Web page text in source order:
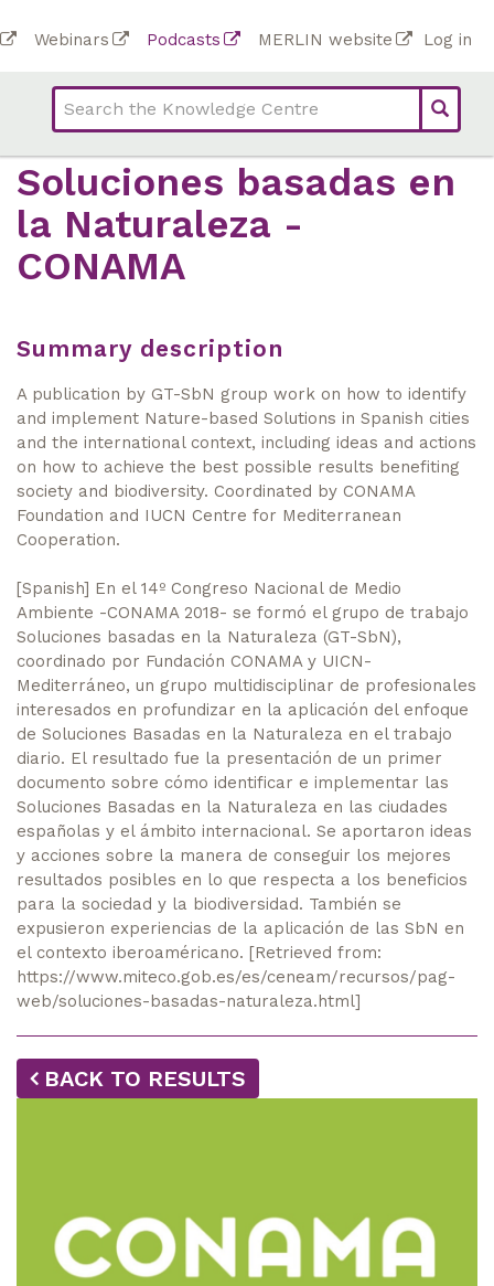
to
content
Top
bar
links
(Academy)
Webinars Podcasts MERLIN website
Top
Log in
Soluciones basadas en
la Naturaleza -
CONAMA
Summary description
A publication by GT-SbN group work on how to identify
and implement Nature-based Solutions in Spanish cities
and the international context, including ideas and actions
on how to achieve the best possible results benefiting
society and biodiversity. Coordinated by CONAMA
Foundation and IUCN Centre for Mediterranean
Cooperation.
[Spanish] En el 14º Congreso Nacional de Medio
Ambiente -CONAMA 2018- se formó el grupo de trabajo
Soluciones basadas en la Naturaleza (GT-SbN),
coordinado por Fundación CONAMA y UICN-
Mediterráneo, un grupo multidisciplinar de profesionales
interesados en profundizar en la aplicación del enfoque
de Soluciones Basadas en la Naturaleza en el trabajo
diario. El resultado fue la presentación de un primer
documento sobre cómo identificar e implementar las
Soluciones Basadas en la Naturaleza en las ciudades
españolas y el ámbito internacional. Se aportaron ideas
y acciones sobre la manera de conseguir los mejores
resultados posibles en lo que respecta a los beneficios
para la sociedad y la biodiversidad. También se
expusieron experiencias de la aplicación de las SbN en
el contexto iberoaméricano. [Retrieved from:
https://www.miteco.gob.es/es/ceneam/recursos/pag-
web/soluciones-basadas-naturaleza.html]
BACK TO RESULTS